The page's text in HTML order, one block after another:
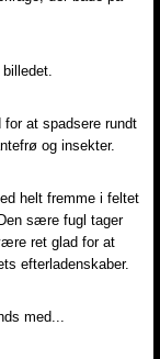
at spadsere rundt
og insekter.
helt fremme i feltet
sære fugl tager
ret glad for at
efterladenskaber.
med...